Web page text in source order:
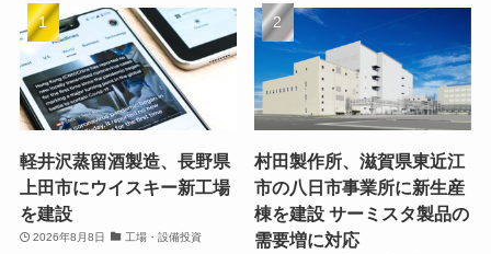
軽井沢蒸留酒製造、長野県
上田市にウイスキー新工場
を建設
2026年8月8日 工場・設備投資
村田製作所、滋賀県東近江
市の八日市事業所に新生産
棟を建設 サーミスタ製品の
需要増に対応